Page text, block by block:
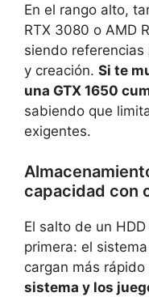
En el rango alto,
RTX 3080 o AMD
siendo
y creación. Si te
una GTX 1650
sabiendo que
exigentes.
capacidad con
El salto de un
primera: el
cargan más
sistema y los